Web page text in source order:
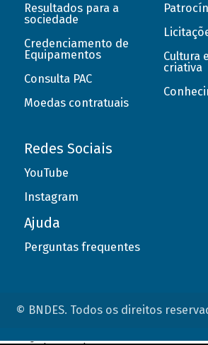
Resultados para a
sociedade
Credenciamento de
Equipamentos
Consulta PAC
Moedas contratuais
Cultura
criativa
Redes Sociais
YouTube
Instagram
Ajuda
Perguntas frequentes
© BNDES. Todos os direitos